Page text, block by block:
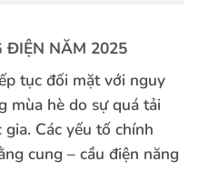
ĐIỆN NĂM 2025
tục đối mặt với nguy
mùa hè do sự quá tải
Các yếu tố chính
cung – cầu điện năng